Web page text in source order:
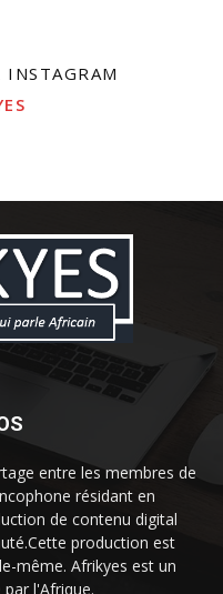
entre les membres de
résidant en
de contenu digital
production est
même. Afrikyes est un
l'Afrique.